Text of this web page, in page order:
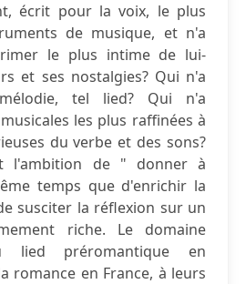
écrit pour la voix, le plus
de musique, et n'a
le plus intime de lui-
et ses nostalgies? Qui n'a
tel lied? Qui n'a
les plus raffinées à
du verbe et des sons?
l'ambition de " donner à
temps que d'enrichir la
susciter la réflexion sur un
riche. Le domaine
lied préromantique en
romance en France, à leurs